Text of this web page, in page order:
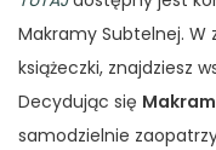
Makramy Subtelnej.
książeczki, znajdziesz
Decydując się
samodzielnie